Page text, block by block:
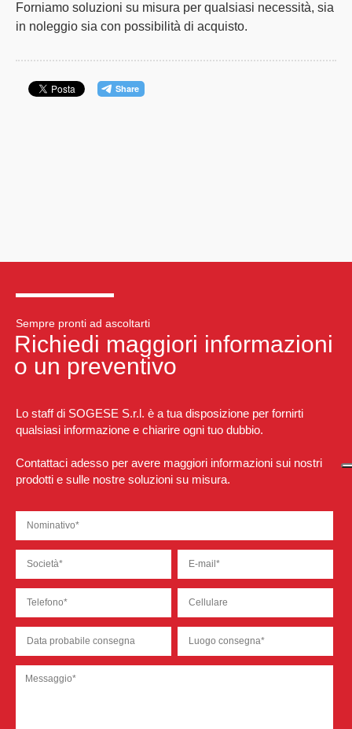
Forniamo soluzioni su misura per qualsiasi necessità, sia
in noleggio sia con possibilità di acquisto.
Sempre pronti ad ascoltarti
Richiedi maggiori informazioni
o un preventivo
Lo staff di SOGESE S.r.l. è a tua disposizione per fornirti
qualsiasi informazione e chiarire ogni tuo dubbio.
Contattaci adesso per avere maggiori informazioni sui nostri
prodotti e sulle nostre soluzioni su misura.